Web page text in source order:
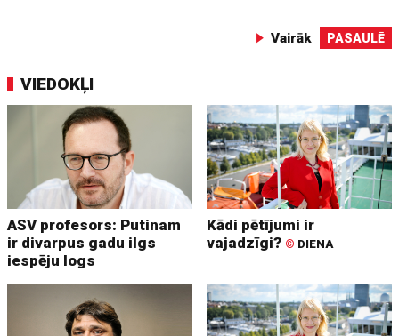
Vairāk PASAULĒ
VIEDOKĻI
ASV profesors: Putinam
ir divarpus gadu ilgs
iespēju logs
Kādi pētījumi ir
vajadzīgi? © DIENA